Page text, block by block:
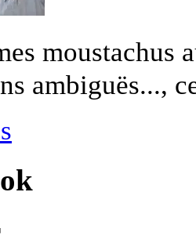
moustachus
ambiguës...,